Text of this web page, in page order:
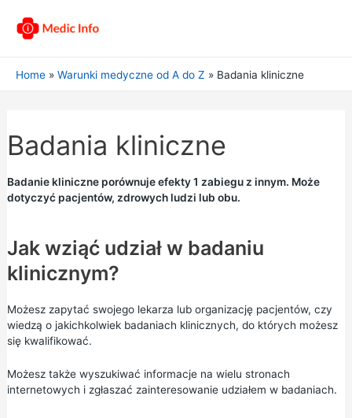
Home Warunki medyczne od A do Z Badania kliniczne
Badania kliniczne
Badanie kliniczne porównuje efekty 1 zabiegu z innym. Może
dotyczyć pacjentów, zdrowych ludzi lub obu.
Jak wziąć udział w badaniu
klinicznym?
Możesz zapytać swojego lekarza lub organizację pacjentów, czy
wiedzą o jakichkolwiek badaniach klinicznych, do których możesz
się kwalifikować.
Możesz także wyszukiwać informacje na wielu stronach
internetowych i zgłaszać zainteresowanie udziałem w badaniach.